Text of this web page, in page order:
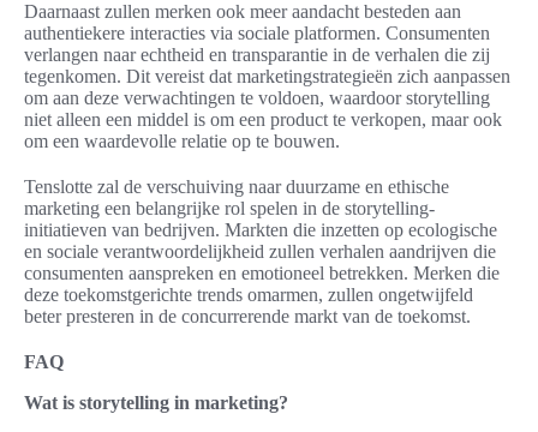
Daarnaast zullen merken ook meer aandacht besteden aan
authentiekere interacties via sociale platformen. Consumenten
verlangen naar echtheid en transparantie in de verhalen die zij
tegenkomen. Dit vereist dat marketingstrategieën zich aanpassen
om aan deze verwachtingen te voldoen, waardoor storytelling
niet alleen een middel is om een product te verkopen, maar ook
om een waardevolle relatie op te bouwen.
Tenslotte zal de verschuiving naar duurzame en ethische
marketing een belangrijke rol spelen in de storytelling-
initiatieven van bedrijven. Markten die inzetten op ecologische
en sociale verantwoordelijkheid zullen verhalen aandrijven die
consumenten aanspreken en emotioneel betrekken. Merken die
deze toekomstgerichte trends omarmen, zullen ongetwijfeld
beter presteren in de concurrerende markt van de toekomst.
FAQ
Wat is storytelling in marketing?